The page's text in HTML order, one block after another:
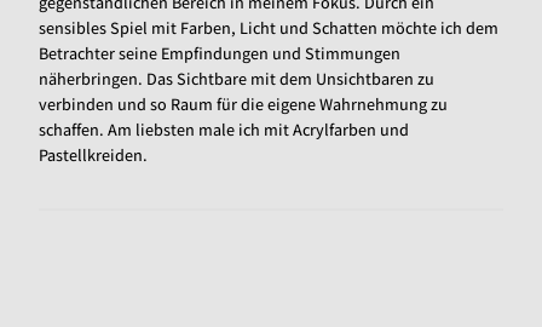
sensibles Spiel mit Farben, Licht und Schatten möchte ich dem
Betrachter seine Empfindungen und Stimmungen
näherbringen. Das Sichtbare mit dem Unsichtbaren zu
verbinden und so Raum für die eigene Wahrnehmung zu
schaffen. Am liebsten male ich mit Acrylfarben und
Pastellkreiden.